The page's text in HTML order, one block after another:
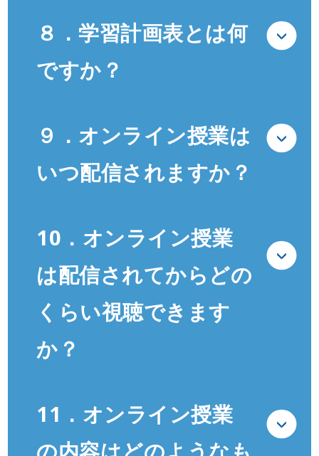
８．学習計画表とは何
ですか？
９．オンライン授業は
いつ配信されますか？
10．オンライン授業
は配信されてからどの
くらい視聴できます
か？
11．オンライン授業